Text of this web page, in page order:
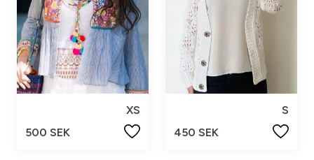
XS
500 SEK
S
450 SEK